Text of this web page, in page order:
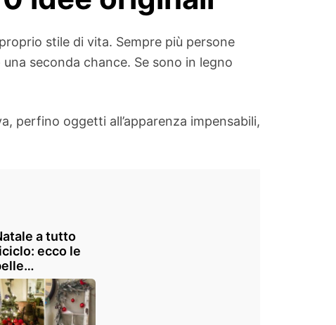
stile di vita. Sempre più persone
seconda chance. Se sono in legno
perfino oggetti all’apparenza impensabili,
a tutto
ecco le
fai
te fantasiose
costo zero